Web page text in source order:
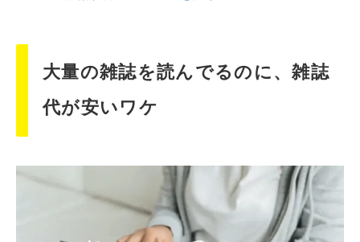
大量の雑誌を読んでるのに、雑誌
代が安いワケ